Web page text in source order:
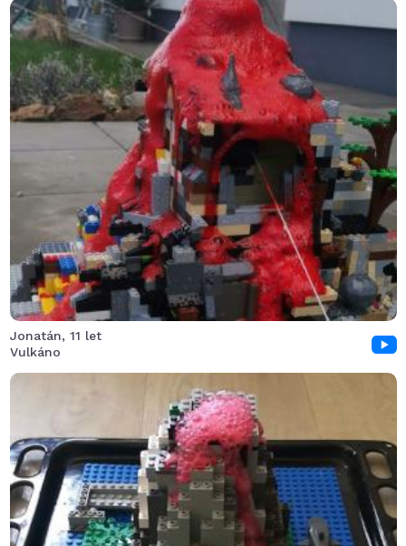
Zvolili jsme velkou sopku a trošku se báli, jestli vše
vyjde, ale nakonec to dobře dopadlo a fungovalo, jak
Jonatán, 11 let
Vulkáno
Nečekaně masivní sopečná erupce vyvolala obrovské
nadšení, takže se musela několikrát opakovat.. Ostrov
byl naštěstí liduprázdný a tak žádný ostrovan nebyl